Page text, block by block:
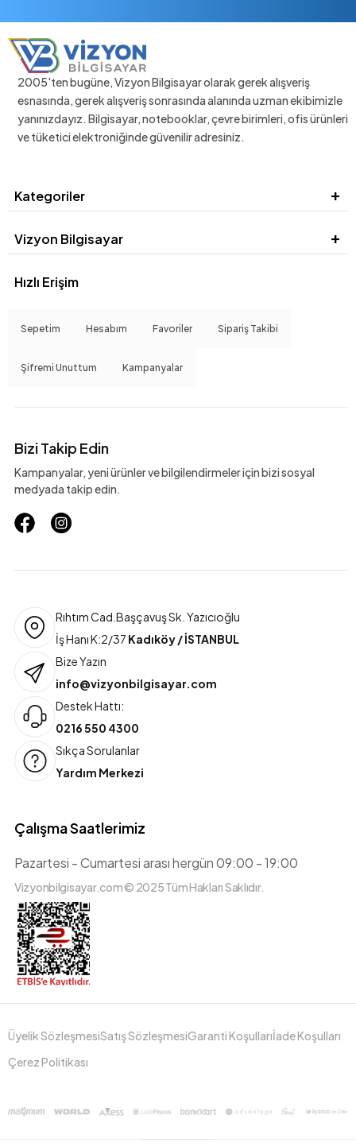
2005'ten bugüne, Vizyon Bilgisayar olarak gerek alışveriş
esnasında, gerek alışveriş sonrasında alanında uzman ekibimizle
yanınızdayız. Bilgisayar, notebooklar, çevre birimleri, ofis ürünleri
ve tüketici elektroniğinde güvenilir adresiniz.
Kategoriler
Vizyon Bilgisayar
Hızlı Erişim
Sepetim Hesabım Favoriler Sipariş Takibi
Şifremi Unuttum Kampanyalar
Bizi Takip Edin
Kampanyalar, yeni ürünler ve bilgilendirmeler için bizi sosyal
medyada takip edin.
Rıhtım Cad.Başçavuş Sk. Yazıcıoğlu
İş Hanı K:2/37 Kadıköy / İSTANBUL
Bize Yazın
info@vizyonbilgisayar.com
Destek Hattı:
0216 550 4300
Sıkça Sorulanlar
Yardım Merkezi
Çalışma Saatlerimiz
Pazartesi - Cumartesi arası hergün 09:00 - 19:00
Vizyonbilgisayar.com © 2025 Tüm Hakları Saklıdır.
Üyelik SözleşmesiSatış SözleşmesiGaranti Koşullarıİade Koşulları
Çerez Politikası